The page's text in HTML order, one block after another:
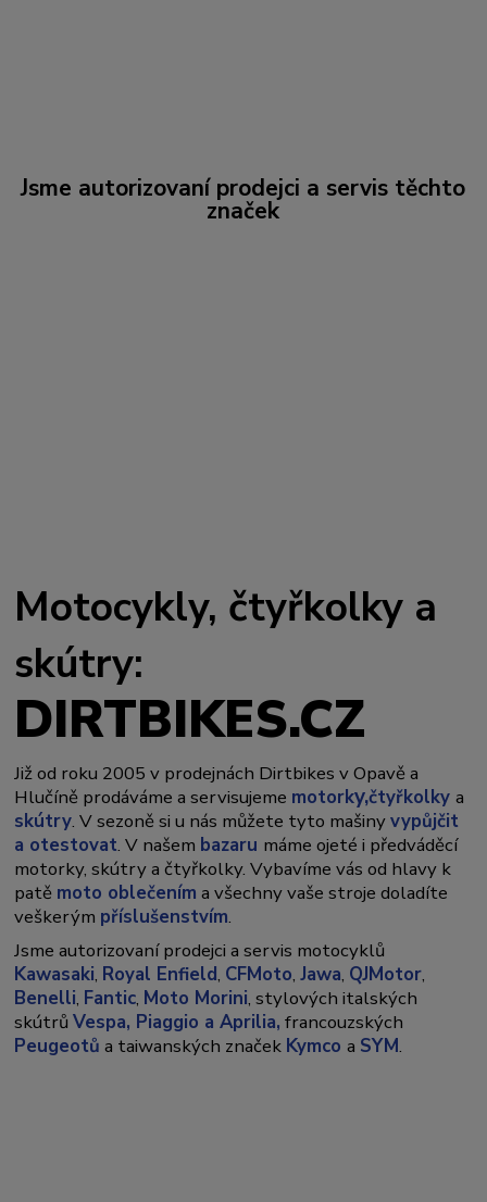
Jsme autorizovaní prodejci a servis těchto
značek
Motocykly, čtyřkolky a
skútry:
DIRTBIKES.CZ
Již od roku 2005 v prodejnách Dirtbikes v Opavě a
Hlučíně prodáváme a servisujeme motorky,čtyřkolkya
skútry. V sezoně si u nás můžete tyto mašinyvypůjčit
a otestovat. V našem bazaru máme ojeté i předváděcí
motorky, skútry a čtyřkolky. Vybavíme vás od hlavy k
patě moto oblečením a všechny vaše stroje doladíte
veškerým příslušenstvím.
Jsme autorizovaní prodejci a servis motocyklů
Kawasaki, Royal Enfield, CFMoto,Jawa, QJMotor,
Benelli, Fantic, Moto Morini, stylových italských
skútrůVespa, Piaggio a Aprilia, francouzských
Peugeotů a taiwanských značek Kymcoa SYM.